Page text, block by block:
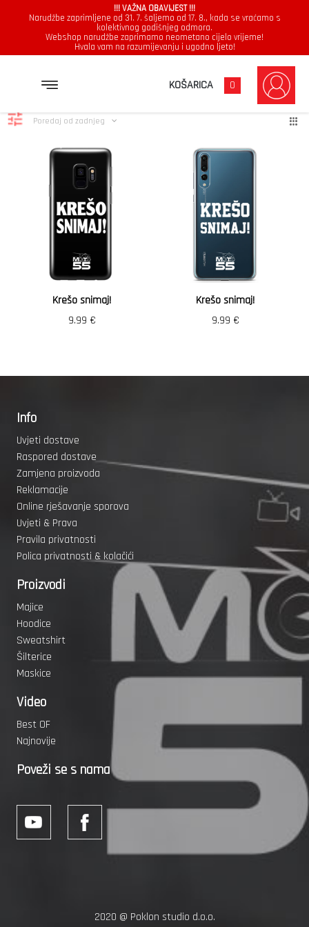
!!! VAŽNA OBAVIJEST !!!
Narudžbe zaprimljene od 31. 7. šaljemo od 17. 8., kada se vraćamo s
kolektivnog godišnjeg odmora.
Webshop narudžbe zaprimamo neometano cijelo vrijeme!
Hvala vam na razumijevanju i ugodno ljeto!
KOŠARICA 0
iPhone 7 Prikazuje se svih 2 rezultataPoredano
Poredaj od zadnjeg
Krešo snimaj!
9.99 €
Krešo snimaj!
9.99 €
Info
Uvjeti dostave
Raspored dostave
Zamjena proizvoda
Reklamacije
Online rješavanje sporova
Uvjeti & Prava
Pravila privatnosti
Polica privatnosti & kolačići
Proizvodi
Majice
Hoodice
Sweatshirt
Šilterice
Maskice
Video
Best OF
Najnovije
Poveži se s nama
2020 @ Poklon studio d.o.o.